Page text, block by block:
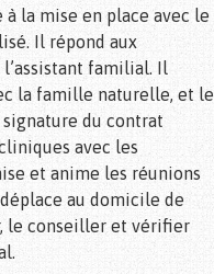
la mise en place avec le
Il répond aux
familial. Il
la famille naturelle, et le
du contrat
avec les
et anime les réunions
au domicile de
le conseiller et vérifier